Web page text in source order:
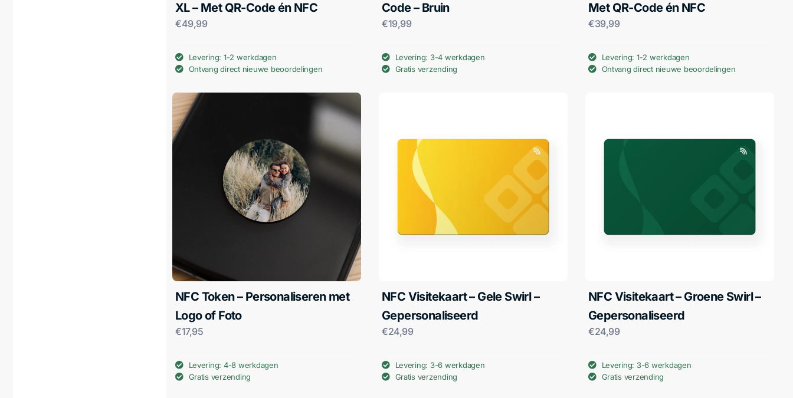
XL – Met QR-Code én NFC
€49,99
Levering: 1-2 werkdagen
Ontvang direct nieuwe beoordelingen
Code – Bruin
€19,99
Levering: 3-4 werkdagen
Gratis verzending
Met QR-Code én NFC
€39,99
Levering: 1-2 werkdagen
Ontvang direct nieuwe beoordelingen
NFC Token – Personaliseren met
Logo of Foto
€17,95
Levering: 4-8 werkdagen
Gratis verzending
NFC Visitekaart – Gele Swirl –
Gepersonaliseerd
€24,99
Levering: 3-6 werkdagen
Gratis verzending
NFC Visitekaart – Groene Swirl –
Gepersonaliseerd
€24,99
Levering: 3-6 werkdagen
Gratis verzending